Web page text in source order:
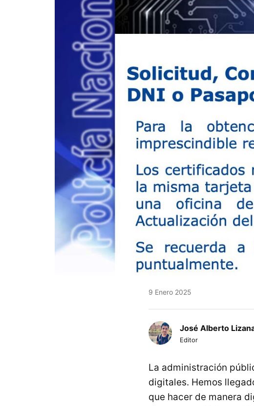
9 Enero 2025
José Alberto
Editor
La administración
digitales. Hemos
que hacer de manera